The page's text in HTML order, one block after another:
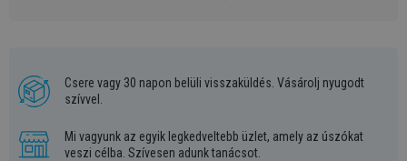
Csere vagy 30 napon belüli visszaküldés. Vásárolj nyugodt
szívvel.
Mi vagyunk az egyik legkedveltebb üzlet, amely az úszókat
veszi célba. Szívesen adunk tanácsot.